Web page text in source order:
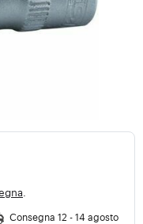
Consegna 12 - 14 agosto